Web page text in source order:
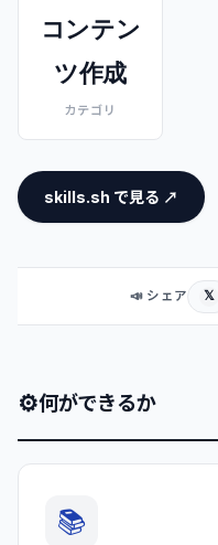
コンテン
ツ作成
カテゴリ
skills.sh で見る ↗
📣 シェア 𝕏
⚙何ができるか
📚